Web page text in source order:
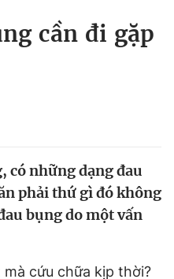
360
cần đi gặp
có những dạng đau
phải thứ gì đó không
bụng do một vấn
mà cứu chữa kịp thời?